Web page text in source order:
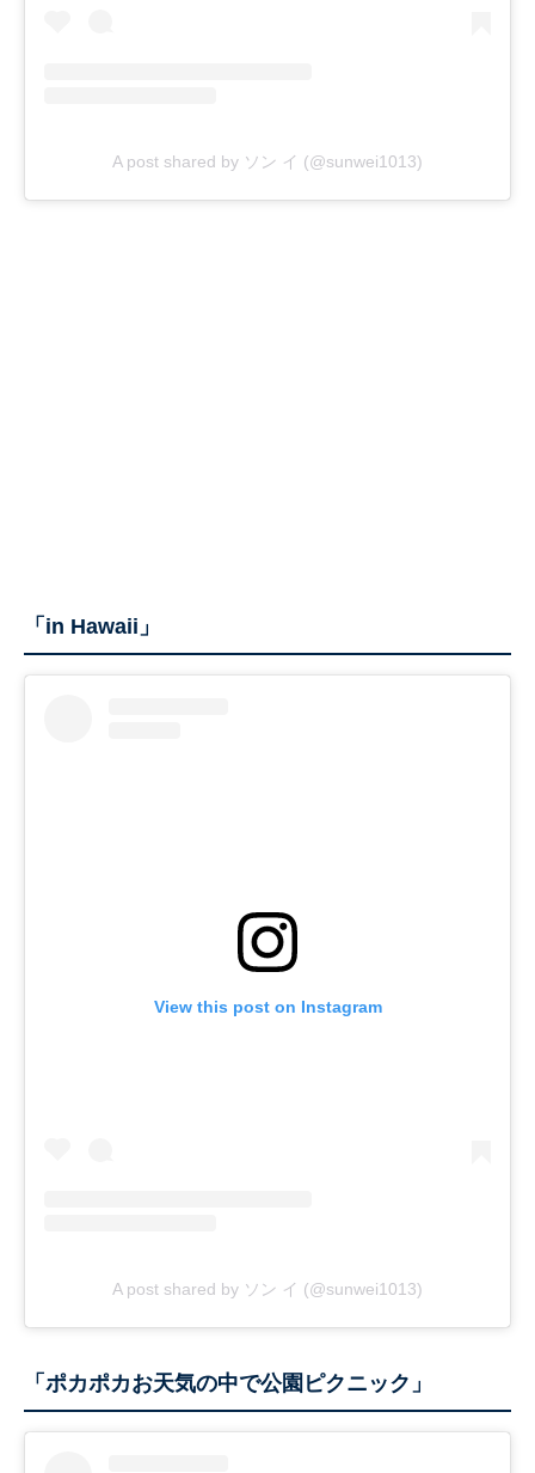
A post shared by ソン イ (@sunwei1013)
「in Hawaii」
View this post on Instagram
A post shared by ソン イ (@sunwei1013)
「ポカポカお天気の中で公園ピクニック」